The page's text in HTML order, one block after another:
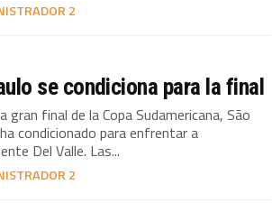
2
se condiciona para la final
gran final de la Copa Sudamericana, São
condicionado para enfrentar a
Del Valle. Las...
2